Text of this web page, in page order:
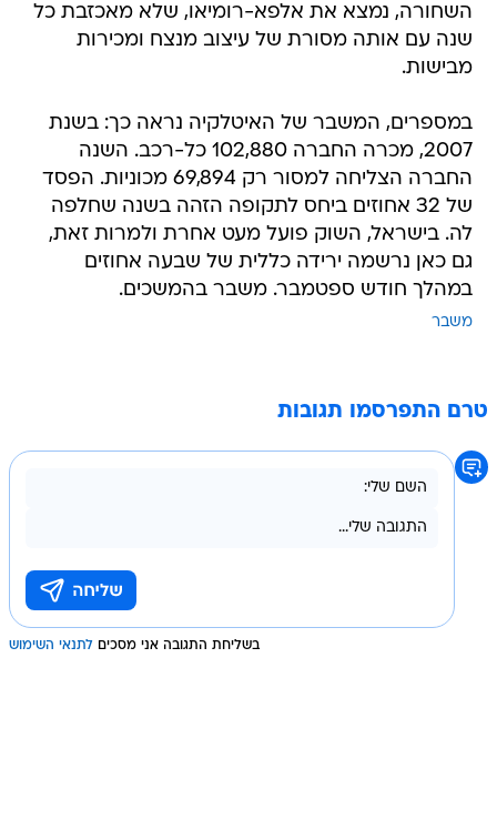
השחורה, נמצא את אלפא-רומיאו, שלא מאכזבת כל
שנה עם אותה מסורת של עיצוב מנצח ומכירות
מבישות.
במספרים, המשבר של האיטלקיה נראה כך: בשנת
2007, מכרה החברה 102,880 כל-רכב. השנה 
החברה הצליחה למסור רק 69,894 מכוניות. הפסד
של 32 אחוזים ביחס לתקופה הזהה בשנה שחלפה
לה. בישראל, השוק פועל מעט אחרת ולמרות זאת,
גם כאן נרשמה ירידה כללית של שבעה אחוזים
במהלך חודש ספטמבר. משבר בהמשכים.
משבר
טרם התפרסמו תגובות
בשליחת התגובה אני מסכים לתנאי השימוש